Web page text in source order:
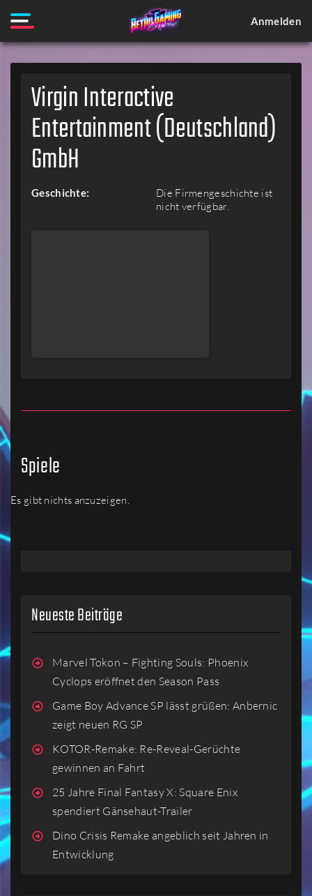
Anmelden
Virgin Interactive
Entertainment (Deutschland)
GmbH
Geschichte:
Die Firmengeschichte ist
nicht verfügbar.
Spiele
Es gibt nichts anzuzeigen.
Neueste Beiträge
Marvel Tokon – Fighting Souls: Phoenix
Cyclops eröffnet den Season Pass
Game Boy Advance SP lässt grüßen: Anbernic
zeigt neuen RG SP
KOTOR-Remake: Re-Reveal-Gerüchte
gewinnen an Fahrt
25 Jahre Final Fantasy X: Square Enix
spendiert Gänsehaut-Trailer
Dino Crisis Remake angeblich seit Jahren in
Entwicklung